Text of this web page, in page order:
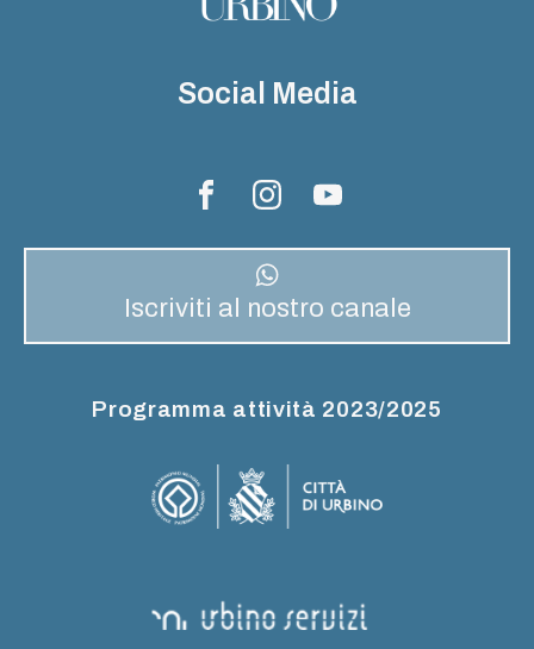
Social Media
Iscriviti al nostro canale
Programma attività 2023/2025